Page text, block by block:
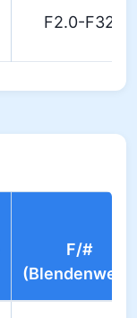
F2.0-F32
F/#
(Blendenwert)